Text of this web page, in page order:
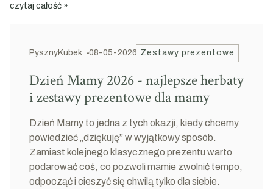
czytaj całość »
PysznyKubek 08-05-2026 Zestawy prezentowe
Dzień Mamy 2026 - najlepsze herbaty
i zestawy prezentowe dla mamy
Dzień Mamy to jedna z tych okazji, kiedy chcemy
powiedzieć „dziękuję” w wyjątkowy sposób.
Zamiast kolejnego klasycznego prezentu warto
podarować coś, co pozwoli mamie zwolnić tempo,
odpocząć i cieszyć się chwilą tylko dla siebie.